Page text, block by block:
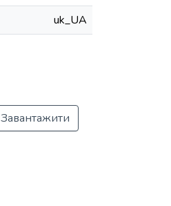
uk_UA
Завантажити